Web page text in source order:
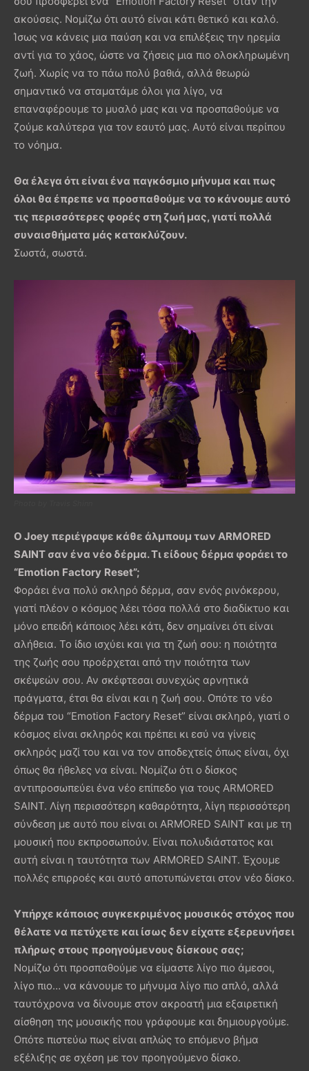
ακούσεις. Νομίζω ότι αυτό είναι κάτι θετικό και καλό.
Ίσως να κάνεις μια παύση και να επιλέξεις την ηρεμία
αντί για το χάος, ώστε να ζήσεις μια πιο ολοκληρωμένη
ζωή. Χωρίς να το πάω πολύ βαθιά, αλλά θεωρώ
σημαντικό να σταματάμε όλοι για λίγο, να
επαναφέρουμε το μυαλό μας και να προσπαθούμε να
ζούμε καλύτερα για τον εαυτό μας. Αυτό είναι περίπου
το νόημα.
Θα έλεγα ότι είναι ένα παγκόσμιο μήνυμα και πως
όλοι θα έπρεπε να προσπαθούμε να το κάνουμε αυτό
τις περισσότερες φορές στη ζωή μας, γιατί πολλά
συναισθήματα μάς κατακλύζουν.
Σωστά, σωστά.
Ο Joey περιέγραψε κάθε άλμπουμ των ARMORED
SAINT σαν ένα νέο δέρμα. Τι είδους δέρμα φοράει το
“Emotion Factory Reset”;
Φοράει ένα πολύ σκληρό δέρμα, σαν ενός ρινόκερου,
γιατί πλέον ο κόσμος λέει τόσα πολλά στο διαδίκτυο και
μόνο επειδή κάποιος λέει κάτι, δεν σημαίνει ότι είναι
αλήθεια. Το ίδιο ισχύει και για τη ζωή σου: η ποιότητα
της ζωής σου προέρχεται από την ποιότητα των
σκέψεών σου. Αν σκέφτεσαι συνεχώς αρνητικά
πράγματα, έτσι θα είναι και η ζωή σου. Οπότε το νέο
δέρμα του “Emotion Factory Reset” είναι σκληρό, γιατί ο
κόσμος είναι σκληρός και πρέπει κι εσύ να γίνεις
σκληρός μαζί του και να τον αποδεχτείς όπως είναι, όχι
όπως θα ήθελες να είναι. Νομίζω ότι ο δίσκος
αντιπροσωπεύει ένα νέο επίπεδο για τους ARMORED
SAINT. Λίγη περισσότερη καθαρότητα, λίγη περισσότερη
σύνδεση με αυτό που είναι οι ARMORED SAINT και με τη
μουσική που εκπροσωπούν. Είναι πολυδιάστατος και
αυτή είναι η ταυτότητα των ARMORED SAINT. Έχουμε
πολλές επιρροές και αυτό αποτυπώνεται στον νέο δίσκο.
Υπήρχε κάποιος συγκεκριμένος μουσικός στόχος που
θέλατε να πετύχετε και ίσως δεν είχατε εξερευνήσει
πλήρως στους προηγούμενους δίσκους σας;
Νομίζω ότι προσπαθούμε να είμαστε λίγο πιο άμεσοι,
λίγο πιο… να κάνουμε το μήνυμα λίγο πιο απλό, αλλά
ταυτόχρονα να δίνουμε στον ακροατή μια εξαιρετική
αίσθηση της μουσικής που γράφουμε και δημιουργούμε.
Οπότε πιστεύω πως είναι απλώς το επόμενο βήμα
εξέλιξης σε σχέση με τον προηγούμενο δίσκο.